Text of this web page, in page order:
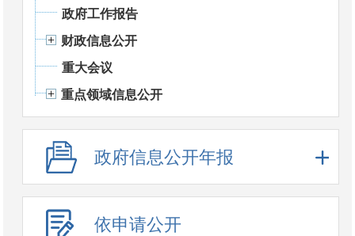
政府工作报告
财政信息公开
重大会议
重点领域信息公开
政府信息公开年报
依申请公开